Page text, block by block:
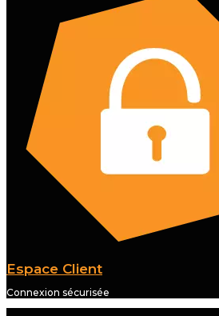
Espace Client
Connexion sécurisée